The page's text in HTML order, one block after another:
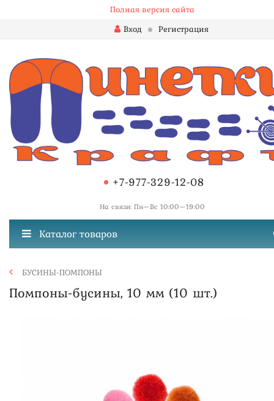
Полная версия сайта
Вход
Регистрация
+7-977-329-12-08
На связи: Пн—Вс 10:00—19:00
Каталог товаров
БУСИНЫ-ПОМПОНЫ
Помпоны-бусины, 10 мм (10 шт.)